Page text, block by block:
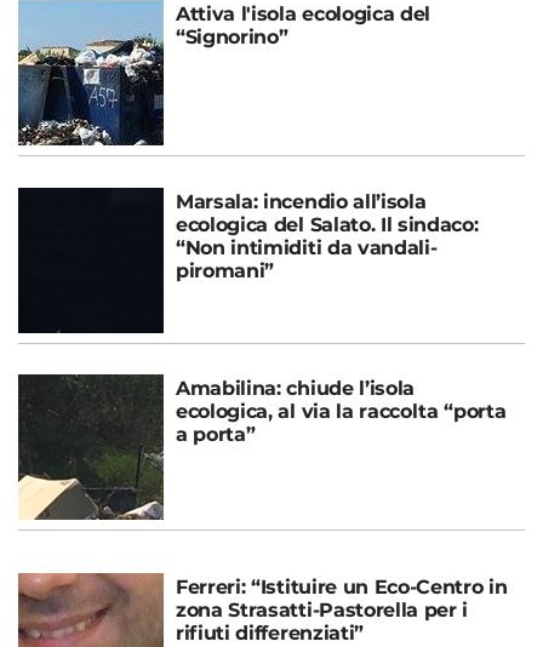
Attiva l'isola ecologica del
“Signorino”
Marsala: incendio all’isola
ecologica del Salato. Il sindaco:
“Non intimiditi da vandali-
piromani”
Amabilina: chiude l’isola
ecologica, al via la raccolta “porta
a porta”
Ferreri: “Istituire un Eco-Centro in
zona Strasatti-Pastorella per i
rifiuti differenziati”